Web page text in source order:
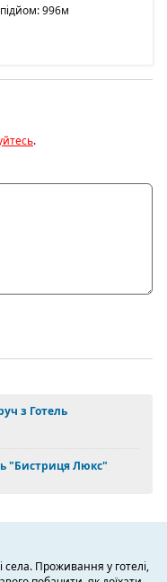
996м
.
з Готель
"Бистриця Люкс"
села. Проживання у готелі,